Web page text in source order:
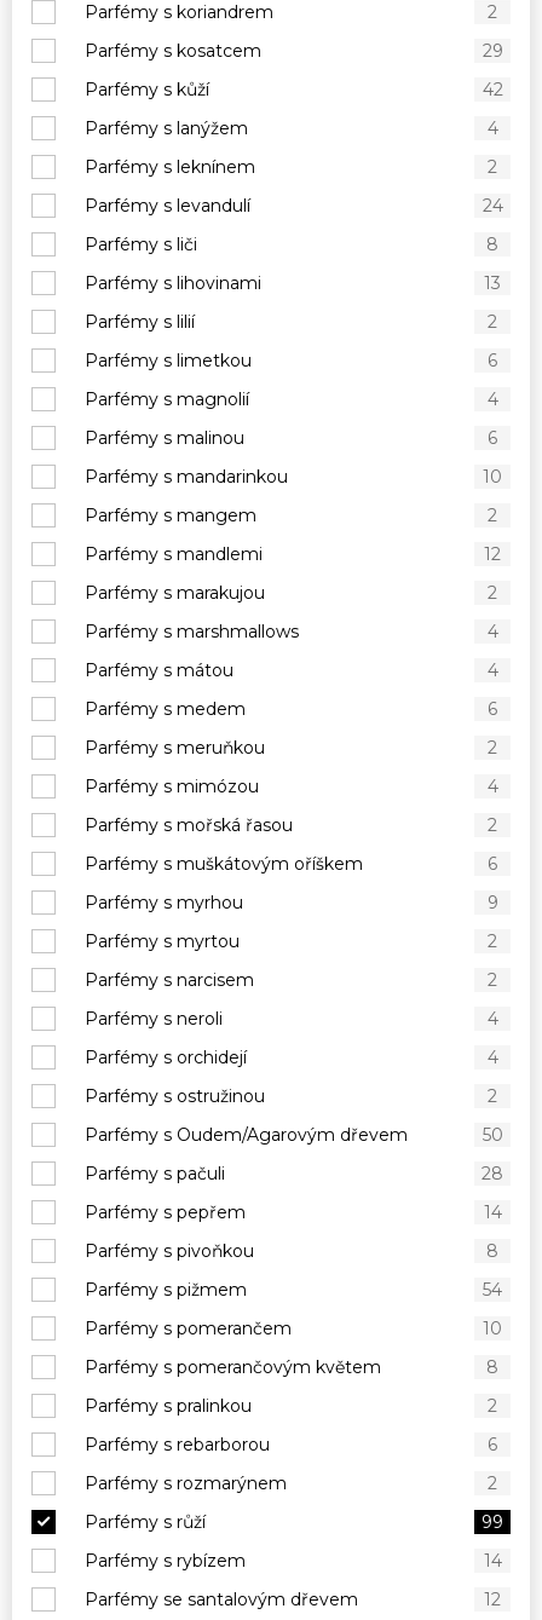
Parfémy s koriandrem
2
Parfémy s kosatcem
29
Parfémy s kůží
42
Parfémy s lanýžem
4
Parfémy s leknínem
2
Parfémy s levandulí
24
Parfémy s liči
8
Parfémy s lihovinami
13
Parfémy s lilií
2
Parfémy s limetkou
6
Parfémy s magnolií
4
Parfémy s malinou
6
Parfémy s mandarinkou
10
Parfémy s mangem
2
Parfémy s mandlemi
12
Parfémy s marakujou
2
Parfémy s marshmallows
4
Parfémy s mátou
4
Parfémy s medem
6
Parfémy s meruňkou
2
Parfémy s mimózou
4
Parfémy s mořská řasou
2
Parfémy s muškátovým oříškem
6
Parfémy s myrhou
9
Parfémy s myrtou
2
Parfémy s narcisem
2
Parfémy s neroli
4
Parfémy s orchidejí
4
Parfémy s ostružinou
2
Parfémy s Oudem/Agarovým dřevem
50
Parfémy s pačuli
28
Parfémy s pepřem
14
Parfémy s pivoňkou
8
Parfémy s pižmem
54
Parfémy s pomerančem
10
Parfémy s pomerančovým květem
8
Parfémy s pralinkou
2
Parfémy s rebarborou
6
Parfémy s rozmarýnem
2
Parfémy s růží
99
Parfémy s rybízem
14
Parfémy se santalovým dřevem
12